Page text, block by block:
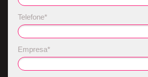
Telefone*
Empresa*